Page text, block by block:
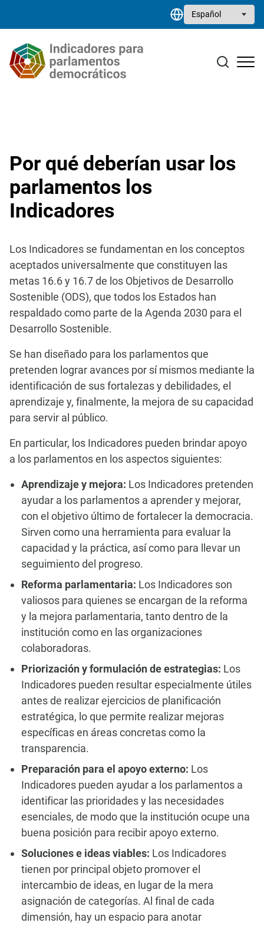
Select your language
Biblioteca de recursos
Contacto
Por qué deberían usar los
parlamentos los
Indicadores
Los Indicadores se fundamentan en los conceptos
aceptados universalmente que constituyen las
metas 16.6 y 16.7 de los Objetivos de Desarrollo
Sostenible (ODS), que todos los Estados han
respaldado como parte de la Agenda 2030 para el
Desarrollo Sostenible.
Se han diseñado para los parlamentos que
pretenden lograr avances por sí mismos mediante la
identificación de sus fortalezas y debilidades, el
aprendizaje y, finalmente, la mejora de su capacidad
para servir al público.
En particular, los Indicadores pueden brindar apoyo
a los parlamentos en los aspectos siguientes:
Aprendizaje y mejora: Los Indicadores pretenden
ayudar a los parlamentos a aprender y mejorar,
con el objetivo último de fortalecer la democracia.
Sirven como una herramienta para evaluar la
capacidad y la práctica, así como para llevar un
seguimiento del progreso.
Reforma parlamentaria: Los Indicadores son
valiosos para quienes se encargan de la reforma
y la mejora parlamentaria, tanto dentro de la
institución como en las organizaciones
colaboradoras.
Priorización y formulación de estrategias: Los
Indicadores pueden resultar especialmente útiles
antes de realizar ejercicios de planificación
estratégica, lo que permite realizar mejoras
específicas en áreas concretas como la
transparencia.
Preparación para el apoyo externo: Los
Indicadores pueden ayudar a los parlamentos a
identificar las prioridades y las necesidades
esenciales, de modo que la institución ocupe una
buena posición para recibir apoyo externo.
Soluciones e ideas viables: Los Indicadores
tienen por principal objeto promover el
intercambio de ideas, en lugar de la mera
asignación de categorías. Al final de cada
dimensión, hay un espacio para anotar